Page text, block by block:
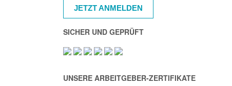
JETZT ANMELDEN
SICHER UND GEPRÜFT
UNSERE ARBEITGEBER-ZERTIFIKATE